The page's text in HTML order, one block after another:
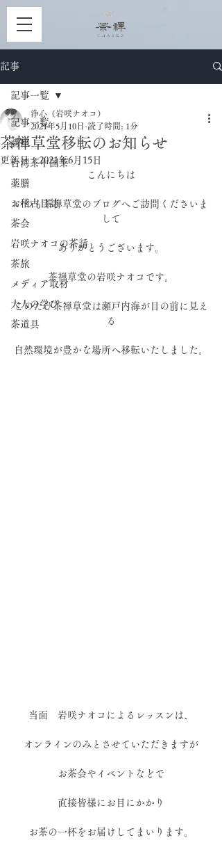
記事
記事一覧
講座
台湾茶中国茶
薬膳
お稽古日誌
茶会
岩咲ナオコの茶話
茶旅
メディア取材
大人の学び
茶道具
記事一覧
茶禅草堂移転のお知らせ
浄心（岩咲ナオコ）
2021年5月10日 読了時間: 1分
更新日：2021年6月15日
こんにちは
いつも茶禅草堂のブログへご訪問くださいま
して
ありがとうございます。
茶禅草堂の岩咲ナオコです。
このたび茶禅草堂は瀬戸内海が目の前に見え
る
自然環境が豊かな場所へ移転いたしました。
当面　岩咲ナオコによるレッスンは、
オンラインのみとさせていただきますが
お茶会やイベントなどで
直接皆様にお目にかかり
お茶の一杯をお届けしてまいります。